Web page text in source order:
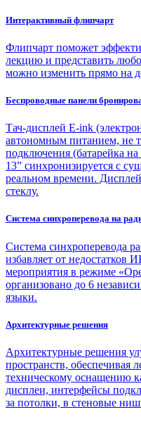
Интерактивный флипчарт
Флипчарт поможет
лекцию и представить
можно изменить прямо на
Беспроводные панели
Тач-дисплей E-ink
автономным питанием, не
подключения (батарейка
13” синхронизируется с
реальном времени.
стеклу.
Система синхроперевода на
Система синхроперевода
избавляет от недостатков
мероприятия в режиме
организовано до 6
языки.
Архитектурные решения
Архитектурные решения
пространств, обеспечивая
техническому оснащению
дисплеи, интерфейсы
за потолки, в стеновые